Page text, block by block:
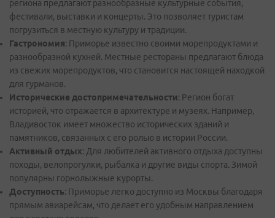
региона предлагают разнообразные культурные события,
фестивали, выставки и концерты. Это позволяет туристам
погрузиться в местную культуру и традиции.
Гастрономия: Приморье известно своими морепродуктами и
разнообразной кухней. Местные рестораны предлагают блюда
из свежих морепродуктов, что становится настоящей находкой
для гурманов.
Исторические достопримечательности: Регион богат
историей, что отражается в архитектуре и музеях. Например,
Владивосток имеет множество исторических зданий и
памятников, связанных с его ролью в истории России.
Активный отдых: Для любителей активного отдыха доступны
походы, велопрогулки, рыбалка и другие виды спорта. Зимой
популярны горнолыжные курорты.
Доступность: Приморье легко доступно из Москвы благодаря
прямым авиарейсам, что делает его удобным направлением